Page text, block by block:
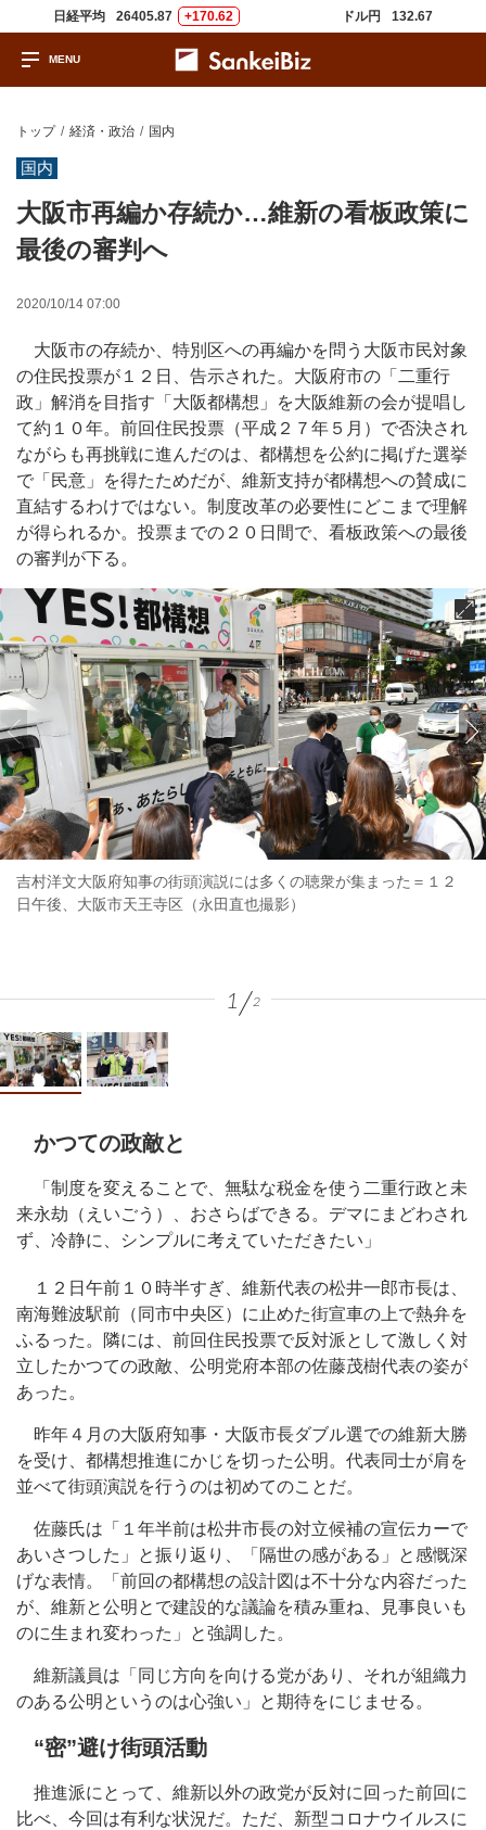
日経平均 26405.87 +170.62 ドル円 132.67
トップ 経済・政治 国内
国内
大阪市再編か存続か…維新の看板政策に
最後の審判へ
2020/10/14 07:00
大阪市の存続か、特別区への再編かを問う大阪市民対象
の住民投票が１２日、告示された。大阪府市の「二重行
政」解消を目指す「大阪都構想」を大阪維新の会が提唱し
て約１０年。前回住民投票（平成２７年５月）で否決され
ながらも再挑戦に進んだのは、都構想を公約に掲げた選挙
で「民意」を得たためだが、維新支持が都構想への賛成に
直結するわけではない。制度改革の必要性にどこまで理解
が得られるか。投票までの２０日間で、看板政策への最後
の審判が下る。
吉村洋文大阪府知事の街頭演説には多くの聴衆が集まった＝１２
日午後、大阪市天王寺区（永田直也撮影）
1 2
かつての政敵と
「制度を変えることで、無駄な税金を使う二重行政と未
来永劫（えいごう）、おさらばできる。デマにまどわされ
ず、冷静に、シンプルに考えていただきたい」
１２日午前１０時半すぎ、維新代表の松井一郎市長は、
南海難波駅前（同市中央区）に止めた街宣車の上で熱弁を
ふるった。隣には、前回住民投票で反対派として激しく対
立したかつての政敵、公明党府本部の佐藤茂樹代表の姿が
あった。
昨年４月の大阪府知事・大阪市長ダブル選での維新大勝
を受け、都構想推進にかじを切った公明。代表同士が肩を
並べて街頭演説を行うのは初めてのことだ。
佐藤氏は「１年半前は松井市長の対立候補の宣伝カーで
あいさつした」と振り返り、「隔世の感がある」と感慨深
げな表情。「前回の都構想の設計図は不十分な内容だった
が、維新と公明とで建設的な議論を積み重ね、見事良いも
のに生まれ変わった」と強調した。
維新議員は「同じ方向を向ける党があり、それが組織力
のある公明というのは心強い」と期待をにじませる。
“密”避け街頭活動
推進派にとって、維新以外の政党が反対に回った前回に
比べ、今回は有利な状況だ。ただ、新型コロナウイルスに